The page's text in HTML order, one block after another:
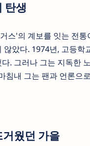
탄생
스'의 계보를 잇는 전
았다. 1974년, 고등
. 그러나 그는 지독한
침내 그는 팬과 언론
웠던 가을